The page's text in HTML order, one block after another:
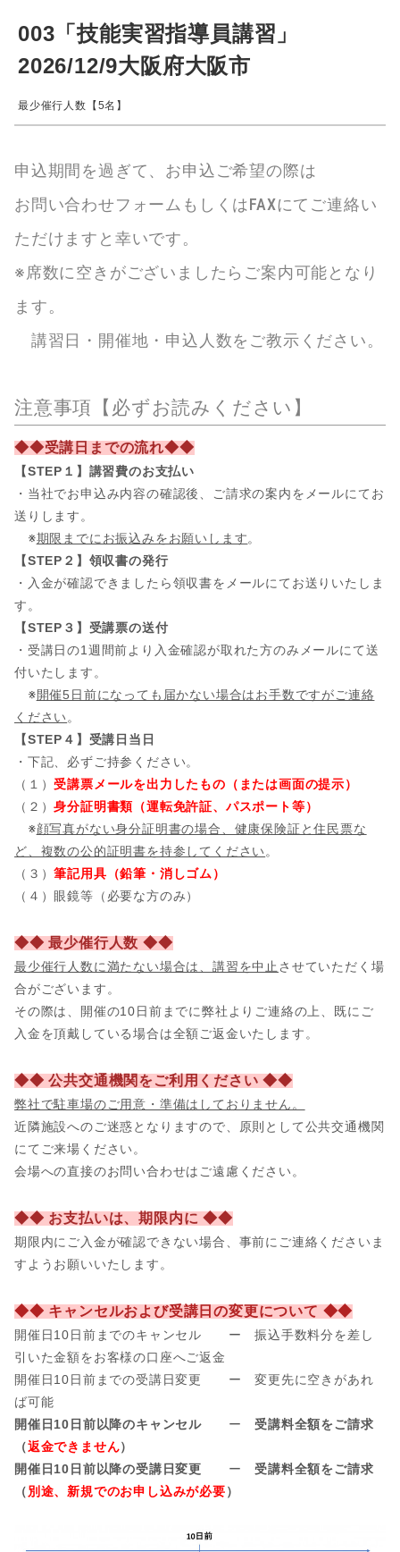
003「技能実習指導員講習」
2026/12/9大阪府大阪市
最少催行人数【5名】
申込期間を過ぎて、お申込ご希望の際は
お問い合わせフォームもしくはFAXにてご連絡い
ただけますと幸いです。
※席数に空きがございましたらご案内可能となり
ます。
講習日・開催地・申込人数をご教示ください。
注意事項【必ずお読みください】
◆◆受講日までの流れ◆◆
【STEP１】講習費のお支払い
・当社でお申込み内容の確認後、ご請求の案内をメールにてお
送りします。
※期限までにお振込みをお願いします。
【STEP２】領収書の発行
・入金が確認できましたら領収書をメールにてお送りいたしま
す。
【STEP３】受講票の送付
・受講日の1週間前より入金確認が取れた方のみメールにて送
付いたします。
※開催5日前になっても届かない場合はお手数ですがご連絡
ください 。
【STEP４】受講日当日
・下記、必ずご持参ください。
（１）受講票メールを出力したもの（または画面の提示）
（２）身分証明書類（運転免許証、パスポート等）
※顔写真がない身分証明書の場合、健康保険証と住民票な
ど、複数の公的証明書を持参してください 。
（３）筆記用具（鉛筆・消しゴム）
（４）眼鏡等（必要な方のみ）
◆◆ 最少催行人数 ◆◆
最少催行人数に満たない場合は、講習を中止 させていただく場
合がございます。
その際は、開催の10日前までに弊社よりご連絡の上、既にご
入金を頂戴している場合は全額ご返金いたします。
◆◆ 公共交通機関をご利用ください ◆◆
弊社で駐車場のご用意・準備はしておりません。
近隣施設へのご迷惑となりますので、原則として公共交通機関
にてご来場ください。
会場への直接のお問い合わせはご遠慮ください。
◆◆ お支払いは、期限内に ◆◆
期限内にご入金が確認できない場合、事前にご連絡くださいま
すようお願いいたします。
◆◆ キャンセルおよび受講日の変更について ◆◆
開催日10日前までのキャンセル ー 振込手数料分を差し
引いた金額をお客様の口座へご返金
開催日10日前までの受講日変更 ー 変更先に空きがあれ
ば可能
開催日10日前以降のキャンセル ー受講料全額をご請求
（返金できません）
開催日10日前以降の受講日変更 ー受講料全額をご請求
（別途、新規でのお申し込みが必要）